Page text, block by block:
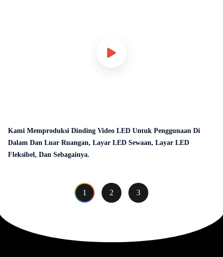
Kami Memproduksi Dinding Video LED Untuk Penggunaan Di
Dalam Dan Luar Ruangan, Layar LED Sewaan, Layar LED
Fleksibel, Dan Sebagainya.
1 2 3